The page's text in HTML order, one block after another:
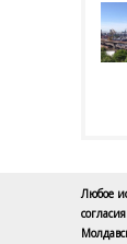
Любое